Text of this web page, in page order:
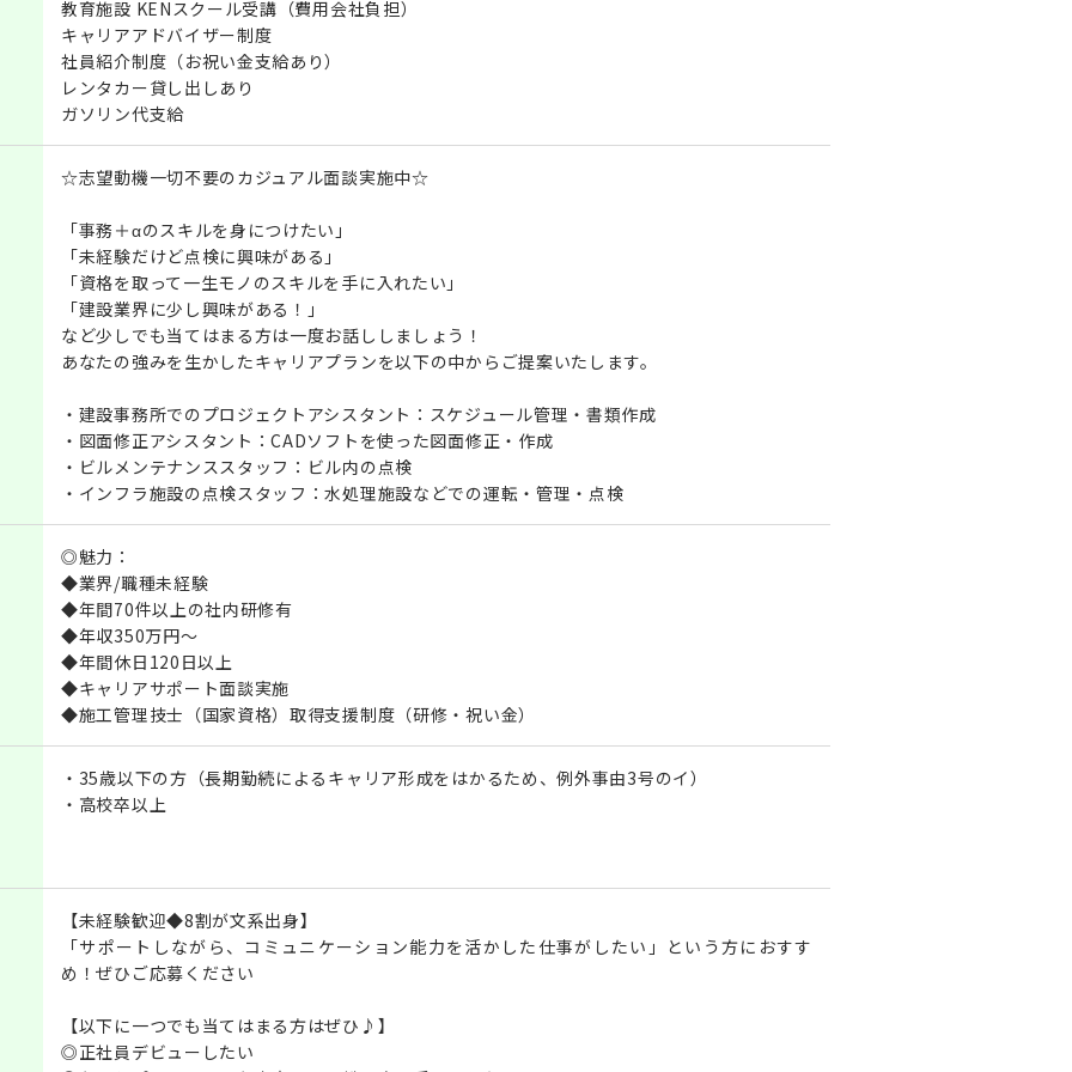
教育施設 KENスクール受講（費用会社負担）
キャリアアドバイザー制度
社員紹介制度（お祝い金支給あり）
レンタカー貸し出しあり
ガソリン代支給
☆志望動機一切不要のカジュアル面談実施中☆
「事務＋αのスキルを身につけたい」
「未経験だけど点検に興味がある」
「資格を取って一生モノのスキルを手に入れたい」
「建設業界に少し興味がある！」
など少しでも当てはまる方は一度お話ししましょう！
あなたの強みを生かしたキャリアプランを以下の中からご提案いたします。
・建設事務所でのプロジェクトアシスタント：スケジュール管理・書類作成
・図面修正アシスタント：CADソフトを使った図面修正・作成
・ビルメンテナンススタッフ：ビル内の点検
・インフラ施設の点検スタッフ：水処理施設などでの運転・管理・点検
◎魅力：
◆業界/職種未経験
◆年間70件以上の社内研修有
◆年収350万円～
◆年間休日120日以上
◆キャリアサポート面談実施
◆施工管理技士（国家資格）取得支援制度（研修・祝い金）
・35歳以下の方（長期勤続によるキャリア形成をはかるため、例外事由3号のイ）
・高校卒以上
【未経験歓迎◆8割が文系出身】
「サポートしながら、コミュニケーション能力を活かした仕事がしたい」という方におすす
め！ぜひご応募ください
【以下に一つでも当てはまる方はぜひ♪】
◎正社員デビューしたい